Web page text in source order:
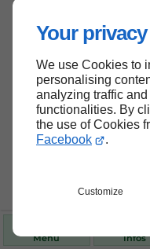
Your
We use Cookies to
personalising
analyzing traffic
functionalities. By
the use of Cookies
Facebook
.
Customize
Menu Infos
Nos